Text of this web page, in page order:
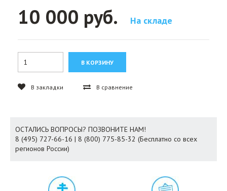
10 000 руб. На складе
В закладки В сравнение
ОСТАЛИСЬ ВОПРОСЫ? ПОЗВОНИТЕ НАМ!
8 (495) 727-66-16 | 8 (800) 775-85-32 (Бесплатно со всех
регионов России)